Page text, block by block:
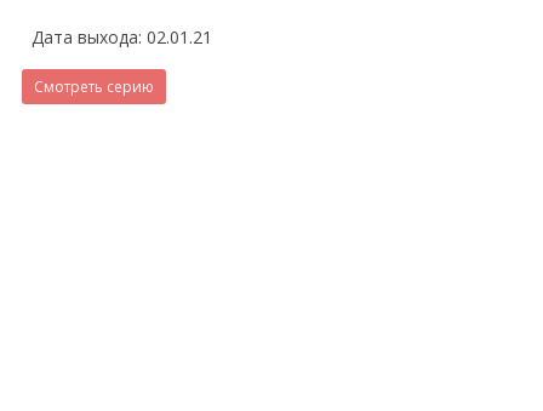
Дата выхода: 02.01.21
Смотреть серию